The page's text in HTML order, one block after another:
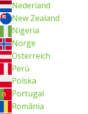
Nederland
New Zealand
Nigeria
Norge
Österreich
Perú
Polska
Portugal
România